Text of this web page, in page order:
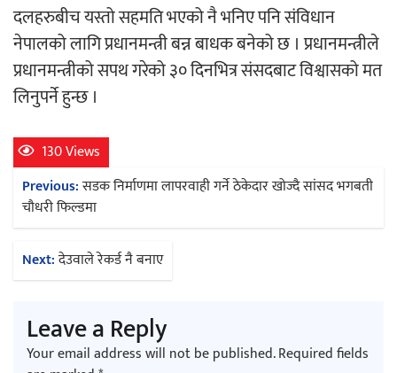
दलहरुबीच यस्तो सहमति भएको नै भनिए पनि संविधान
नेपालको लागि प्रधानमन्त्री बन्न बाधक बनेको छ । प्रधानमन्त्रीले
प्रधानमन्त्रीको सपथ गरेको ३० दिनभित्र संसदबाट विश्वासको मत
लिनुपर्ने हुन्छ ।
130 Views
Post
navigation
Previous:सडक निर्माणमा लापरवाही गर्ने ठेकेदार खोज्दै सांसद भगबती
चौधरी फिल्डमा
Next:देउवाले रेकर्ड नै बनाए
Leave a Reply
Your email address will not be published.Required fields